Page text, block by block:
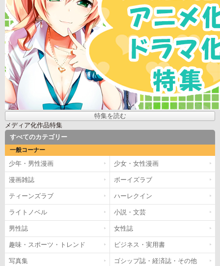
特集を読む
メディア化作品特集
すべてのカテゴリー
一般コーナー
少年・男性漫画 少女・女性漫画
漫画雑誌 ボーイズラブ
ティーンズラブ ハーレクイン
ライトノベル 小説・文芸
男性誌 女性誌
趣味・スポーツ・トレンド ビジネス・実用書
写真集 ゴシップ誌・経済誌・その他